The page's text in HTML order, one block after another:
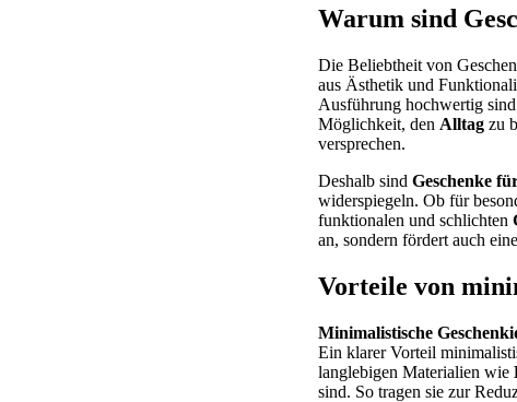
Warum sind
Die Beliebtheit von
aus Ästhetik und
Ausführung hochwertig
Möglichkeit, den Alltag zu
versprechen.
Deshalb sind Geschenke
widerspiegeln. Ob für
funktionalen und schlichten
an, sondern fördert auch
Vorteile von
Minimalistische
Ein klarer Vorteil
langlebigen Materialien wie
sind. So tragen sie zur